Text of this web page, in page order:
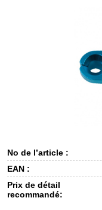
No de l’article :
EAN :
Prix de détail
recommandé: